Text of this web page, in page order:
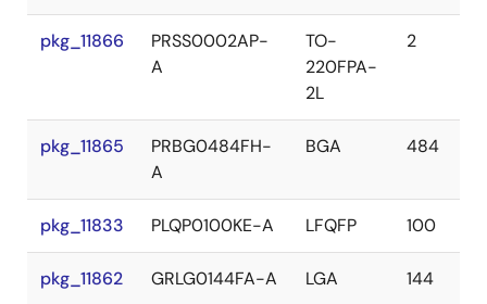
pkg_11866
PRSS0002AP-
A
TO-
220FPA-
2L
2
pkg_11865
PRBG0484FH-
A
BGA 484
pkg_11833 PLQP0100KE-A LFQFP 100
pkg_11862 GRLG0144FA-A LGA 144